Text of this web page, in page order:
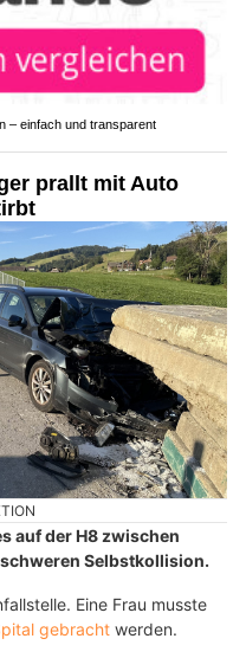
– einfach und transparent
prallt mit Auto
auf der H8 zwischen
Selbstkollision.
Eine Frau musste
gebracht werden.